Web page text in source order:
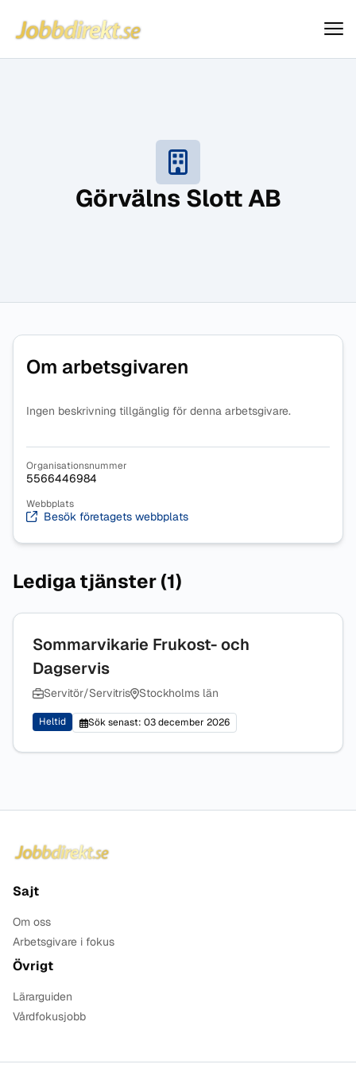
Hoppa till innehåll
Jobbdirekt
Görvälns Slott AB
Om arbetsgivaren
Ingen beskrivning tillgänglig för denna arbetsgivare.
Organisationsnummer
5566446984
Webbplats
Besök företagets webbplats
Lediga tjänster (1)
Sommarvikarie Frukost- och
Dagservis
Servitör/Servitris Stockholms län
Heltid Sök senast: 03 december 2026
Sajt
Om oss
Arbetsgivare i fokus
Övrigt
Lärarguiden
Vårdfokusjobb